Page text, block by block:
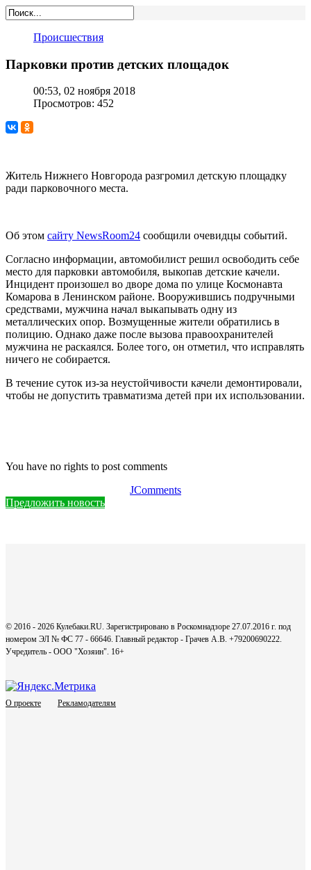
Происшествия
Парковки против детских площадок
00:53, 02 ноября 2018
Просмотров: 452
Житель Нижнего Новгорода разгромил детскую площадку
ради парковочного места.
Об этом сайту NewsRoom24 сообщили очевидцы событий.
Согласно информации, автомобилист решил освободить себе
место для парковки автомобиля, выкопав детские качели.
Инцидент произошел во дворе дома по улице Космонавта
Комарова в Ленинском районе. Вооружившись подручными
средствами, мужчина начал выкапывать одну из
металлических опор. Возмущенные жители обратились в
полицию. Однако даже после вызова правоохранителей
мужчина не раскаялся. Более того, он отметил, что исправлять
ничего не собирается.
В течение суток из-за неустойчивости качели демонтировали,
чтобы не допустить травматизма детей при их использовании.
You have no rights to post comments
JComments
Предложить новость
© 2016 - 2026 Кулебаки.RU. Зарегистрировано в Роскомнадзоре 27.07.2016 г. под
номером ЭЛ № ФС 77 - 66646. Главный редактор - Грачев А.В. +79200690222.
Учредитель - ООО "Хозяин". 16+
О проекте Рекламодателям